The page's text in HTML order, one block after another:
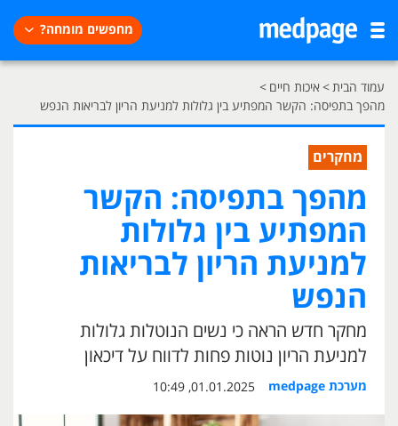
מחפשים מומחה?
עמוד הבית> איכות חיים >
מהפך בתפיסה: הקשר המפתיע בין גלולות למניעת הריון לבריאות הנפש
מחקרים
מהפך בתפיסה: הקשר
המפתיע בין גלולות
למניעת הריון לבריאות
הנפש
מחקר חדש הראה כי נשים הנוטלות גלולות
למניעת הריון נוטות פחות לדווח על דיכאון
מערכת medpage 01.01.2025, 10:49